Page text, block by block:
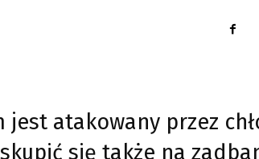
jest atakowany przez
się także na